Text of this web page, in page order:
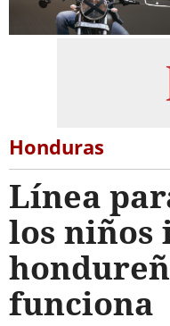
Honduras
Línea
los niños
funciona